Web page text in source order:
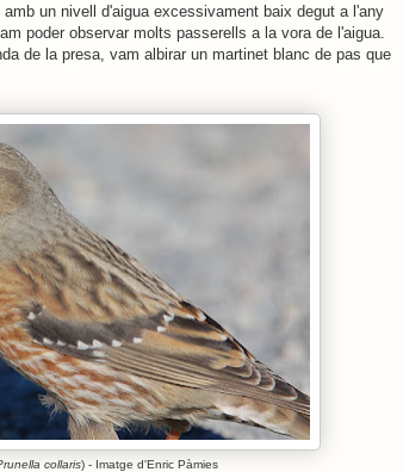
un nivell d'aigua excessivament baix degut a l'any
poder observar molts passerells a la vora de l'aigua.
de la presa, vam albirar un martinet blanc de pas que
collaris) - Imatge d'Enric Pàmies